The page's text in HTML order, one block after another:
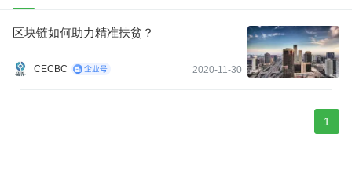
区块链如何助力精准扶贫？
CECBC 2020-11-30
1